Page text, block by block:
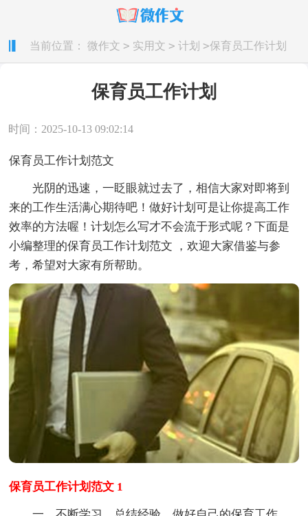
当前位置： 微作文 > 实用文 > 计划 >保育员工作计划
保育员工作计划
时间：2025-10-13 09:02:14
保育员工作计划范文
光阴的迅速，一眨眼就过去了，相信大家对即将到
来的工作生活满心期待吧！做好计划可是让你提高工作
效率的方法喔！计划怎么写才不会流于形式呢？下面是
小编整理的保育员工作计划范文 ，欢迎大家借鉴与参
考，希望对大家有所帮助。
保育员工作计划范文 1